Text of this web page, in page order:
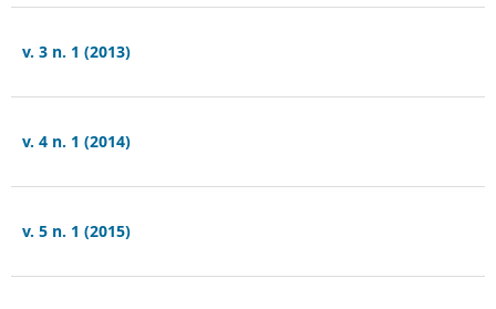
v. 3 n. 1 (2013)
v. 4 n. 1 (2014)
v. 5 n. 1 (2015)